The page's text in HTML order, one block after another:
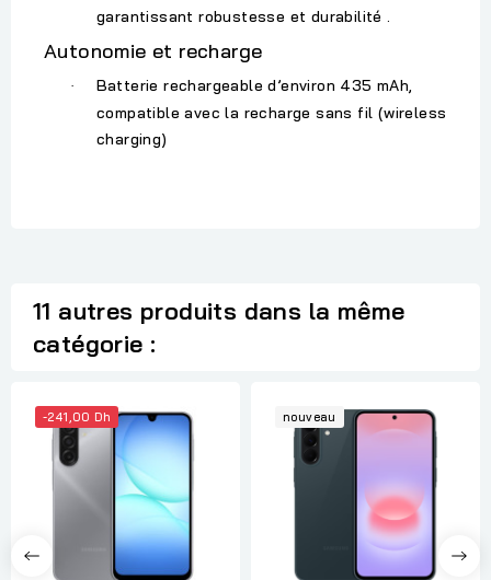
garantissant robustesse et durabilité .
Autonomie et recharge
· Batterie rechargeable d’environ 435 mAh,
compatible avec la recharge sans fil (wireless
charging)
11 autres produits dans la même
catégorie :
-241,00 Dh nouveau